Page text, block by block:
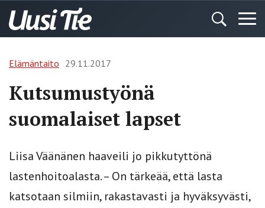
Elämäntaito 29.11.2017
Kutsumustyönä
suomalaiset lapset
Liisa Väänänen haaveili jo pikkutyttönä
lastenhoitoalasta. – On tärkeää, että lasta
katsotaan silmiin, rakastavasti ja hyväksyvästi,